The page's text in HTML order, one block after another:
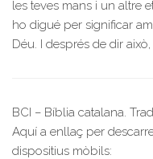
les teves mans i un altre
ho digué per significar
Déu. I després de dir
BCI – Bíblia catalana.
Aquí a enllaç per
dispositius mòbils: